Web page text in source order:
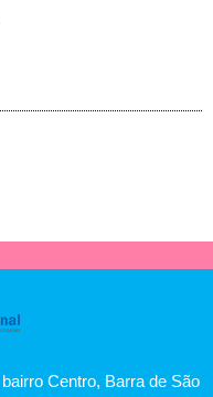
Centro, Barra de São